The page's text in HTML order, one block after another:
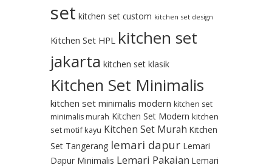
set kitchen set custom kitchen set design
Kitchen Set HPL kitchen set
jakarta kitchen set klasik
Kitchen Set Minimalis
kitchen set minimalis modern kitchen set
minimalis murah Kitchen Set Modern kitchen
set motif kayu Kitchen Set Murah Kitchen
Set Tangerang lemari dapur Lemari
Dapur Minimalis Lemari Pakaian Lemari